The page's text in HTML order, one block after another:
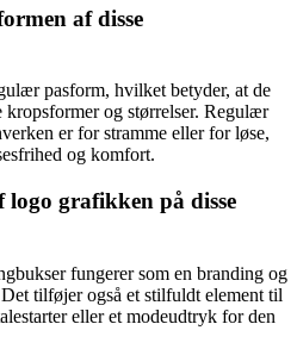
af disse
pasform, hvilket betyder, at de
kropsformer og størrelser. Regulær
er for stramme eller for løse,
og komfort.
grafikken på disse
fungerer som en branding og
tilføjer også et stilfuldt element til
eller et modeudtryk for den